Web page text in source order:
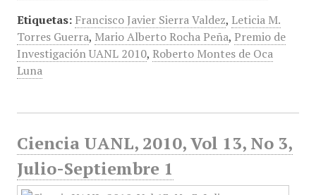
Etiquetas: Francisco Javier Sierra Valdez, Leticia M.
Torres Guerra, Mario Alberto Rocha Peña, Premio de
Investigación UANL 2010, Roberto Montes de Oca
Luna
Ciencia UANL, 2010, Vol 13, No 3,
Julio-Septiembre 1